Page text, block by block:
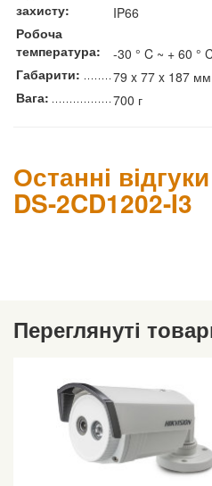
захисту:
IP66
Робоча
температура:
-30 ° C ~ + 60 °
Габарити:
79 x 77 x 187 мм
Вага:
700 г
Останні
DS-2CD1202-I3
Переглянуті